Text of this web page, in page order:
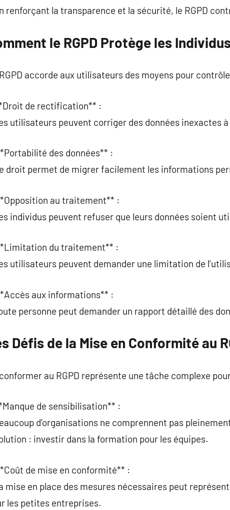
renforçant la transparence et la sécurité, le RGPD
le RGPD Protège les
accorde aux utilisateurs des moyens pour
de rectification** :
utilisateurs peuvent corriger des données inexactes
des données** :
droit permet de migrer facilement les informations
au traitement** :
individus peuvent refuser que leurs données soient
du traitement** :
utilisateurs peuvent demander une limitation de
aux informations** :
personne peut demander un rapport détaillé des
Défis de la Mise en Conformité au
au RGPD représente une tâche complexe
de sensibilisation** :
d’organisations ne comprennent pas
: investir dans la formation pour les équipes.
de mise en conformité** :
mise en place des mesures nécessaires peut
les petites entreprises.